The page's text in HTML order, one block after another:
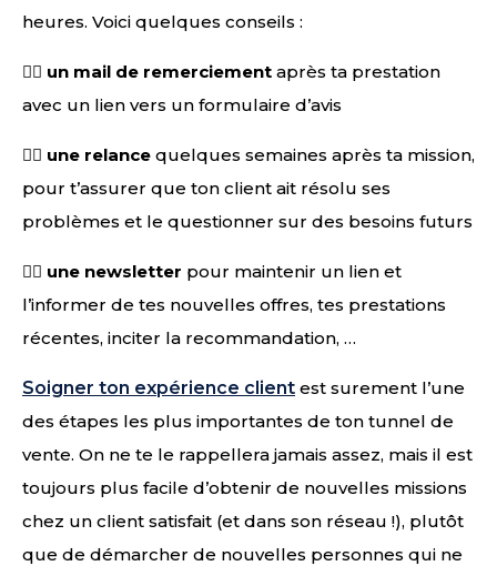
heures. Voici quelques conseils :
👉🏻 un mail de remerciement après ta prestation
avec un lien vers un formulaire d’avis
👉🏻 une relance quelques semaines après ta mission,
pour t’assurer que ton client ait résolu ses
problèmes et le questionner sur des besoins futurs
👉🏻 une newsletter pour maintenir un lien et
l’informer de tes nouvelles offres, tes prestations
récentes, inciter la recommandation, …
Soigner ton expérience client est surement l’une
des étapes les plus importantes de ton tunnel de
vente. On ne te le rappellera jamais assez, mais il est
toujours plus facile d’obtenir de nouvelles missions
chez un client satisfait (et dans son réseau !), plutôt
que de démarcher de nouvelles personnes qui ne